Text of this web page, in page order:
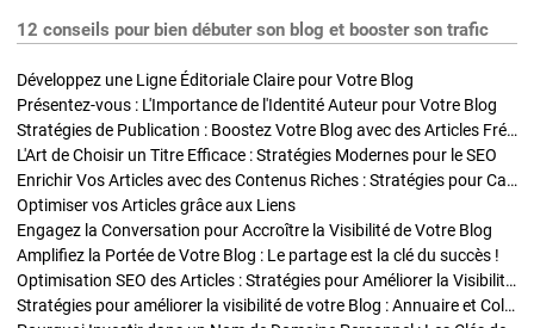
12 conseils pour bien débuter son blog et booster son trafic
Développez une Ligne Éditoriale Claire pour Votre Blog
Présentez-vous : L'Importance de l'Identité Auteur pour Votre Blog
Stratégies de Publication : Boostez Votre Blog avec des Articles Fréquents et Exclusifs
L'Art de Choisir un Titre Efficace : Stratégies Modernes pour le SEO
Enrichir Vos Articles avec des Contenus Riches : Stratégies pour Captiver et Optimiser
Optimiser vos Articles grâce aux Liens
Engagez la Conversation pour Accroître la Visibilité de Votre Blog
Amplifiez la Portée de Votre Blog : Le partage est la clé du succès !
Optimisation SEO des Articles : Stratégies pour Améliorer la Visibilité de Votre Blog
Stratégies pour améliorer la visibilité de votre Blog : Annuaire et Collaborations